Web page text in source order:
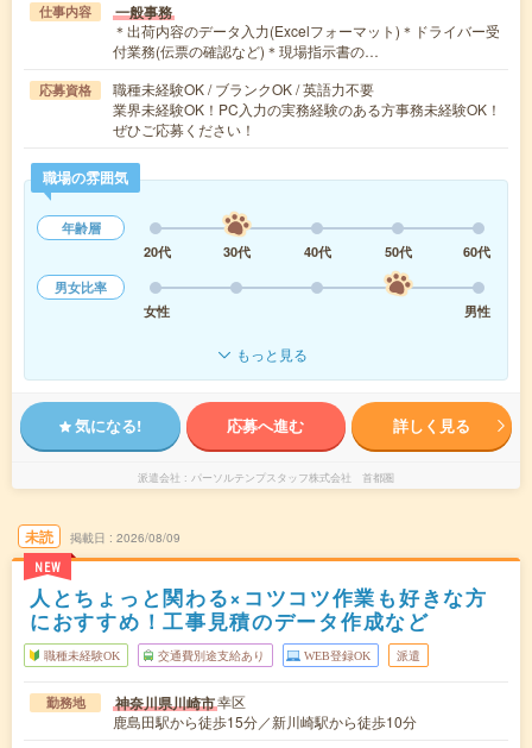
仕事内容 一般事務
＊出荷内容のデータ入力(Excelフォーマット)＊ドライバー受
付業務(伝票の確認など)＊現場指示書の…
応募資格
職種未経験OK / ブランクOK / 英語力不要
業界未経験OK！PC入力の実務経験のある方事務未経験OK！
ぜひご応募ください！
職場の雰囲気
年齢層
20代
30代 40代 50代
60代
男女比率
女性
男性
もっと見る
気になる! 応募へ進む 詳しく見る
派遣会社 パーソルテンプスタッフ株式会社 首都圏
未読
NEW
掲載日 2026/08/09
人とちょっと関わる×コツコツ作業も好きな方
におすすめ！工事見積のデータ作成など
職種未経験OK 交通費別途支給あり WEB登録OK 派遣
勤務地 神奈川県川崎市幸区
鹿島田駅から徒歩15分／新川崎駅から徒歩10分